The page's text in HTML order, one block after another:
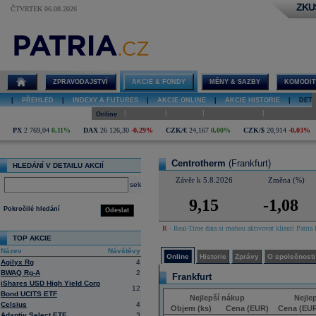
ČTVRTEK 06.08.2026
Centrotherm
ZPRAVODAJSTVÍ AKCIE & FONDY MĚNY & SAZBY
PŘEHLED INDEXY A FUTURES AKCIE ONLINE AKCIE HISTORIE
Online
PX 2 769,04 0,11% DAX 26 126,30 -0,29% CZK/€ 24,167 0,00% CZK/$ 20,914 -0,03%
HLEDÁNÍ V DETAILU AKCIÍ
select
Odeslat
Pokročilé hledání
TOP AKCIE
Název
Návštěvy
Agilyx Rg
4
BWAQ Rg-A
2
iShares USD High Yield Corp
Bond UCITS ETF
12
Celsius
4
Centrotherm (Frankfurt)
Závěr k 5.8.2026 Změna (%)
9,15 -1,08
R - Real-Time data si mohou aktivovat klienti
Online Historie Zprávy O společnosti
Frankfurt
Nejlepší nákup
Objem (ks)
Cena (EUR)
Cena